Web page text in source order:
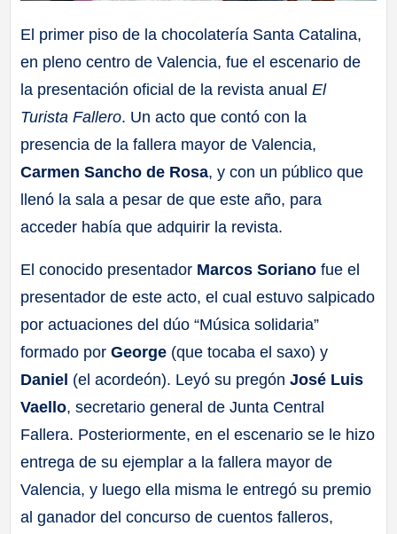
El primer piso de la chocolatería Santa Catalina,
en pleno centro de Valencia, fue el escenario de
la presentación oficial de la revista anualEl
Turista Fallero. Un acto que contó con la
presencia de la fallera mayor de Valencia,
Carmen Sancho de Rosa, y con un público que
llenó la sala a pesar de que este año, para
acceder había que adquirir la revista.
El conocido presentador Marcos Soriano fue el
presentador de este acto, el cual estuvo salpicado
por actuaciones del dúo “Música solidaria”
formado porGeorge (que tocaba el saxo) y
Daniel (el acordeón). Leyó su pregónJosé Luis
Vaello, secretario general de Junta Central
Fallera. Posteriormente, en el escenario se le hizo
entrega de su ejemplar a la fallera mayor de
Valencia, y luego ella misma le entregó su premio
al ganador del concurso de cuentos falleros,